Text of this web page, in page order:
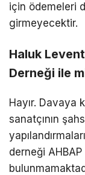
için ödemeleri
girmeyecektir.
Haluk
Derneği ile
Hayır. Davaya
sanatçının
derneği